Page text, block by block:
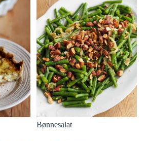
Bønnesalat